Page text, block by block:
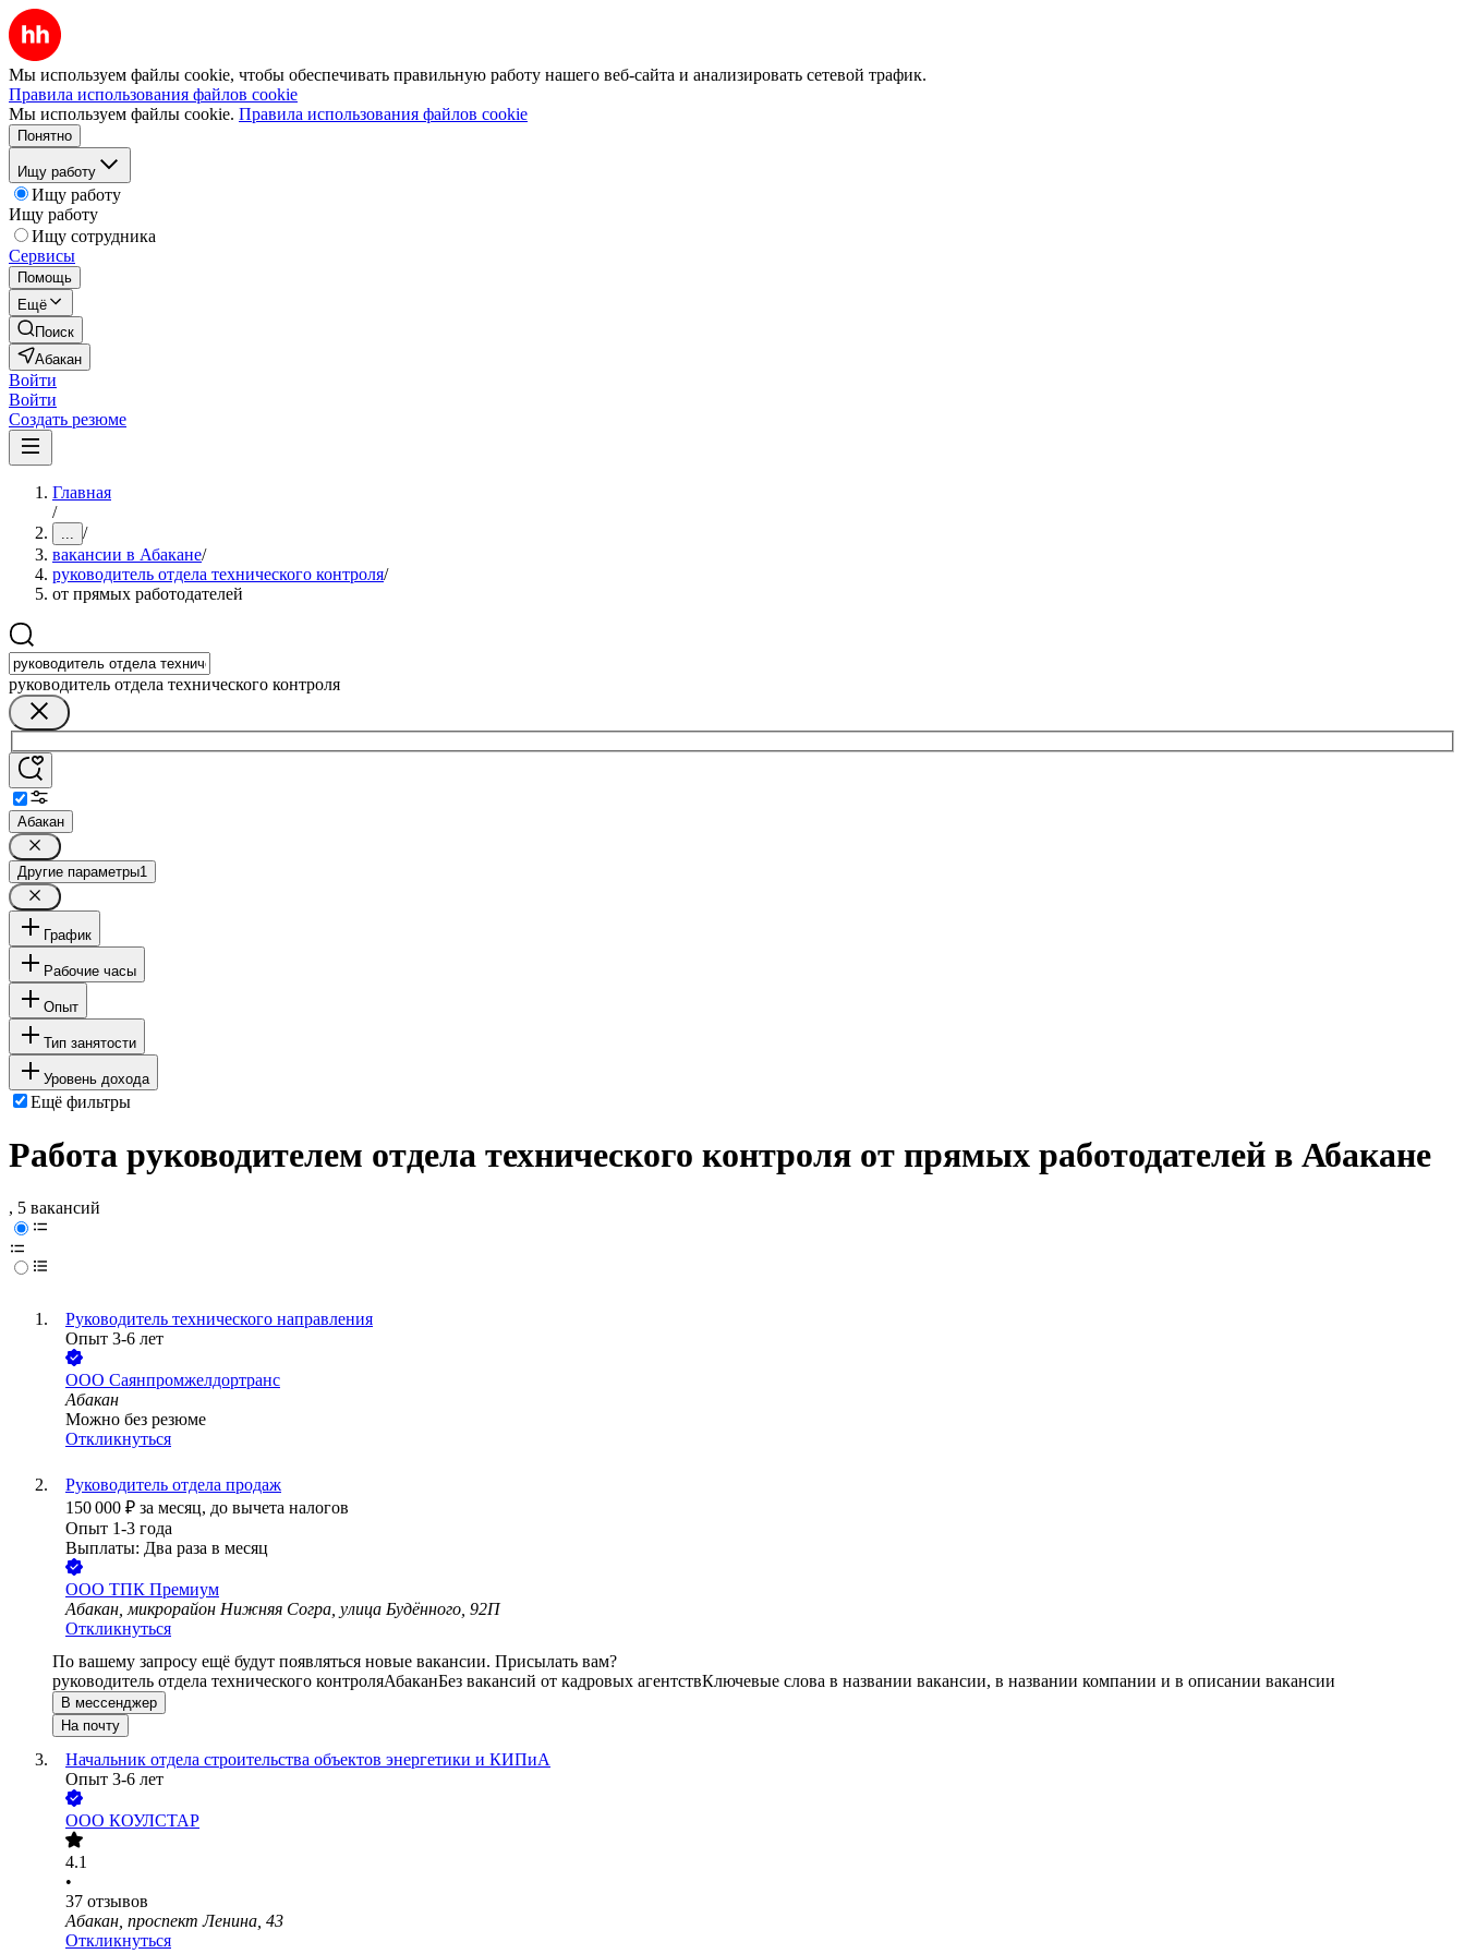
Мы используем файлы cookie, чтобы обеспечивать правильную работу нашего веб-сайта и анализировать сетевой трафик.
Правила использования файлов cookie
Мы используем файлы cookie. Правила использования файлов cookie
Понятно
Ищу работу
Ищу работу
Ищу работу
Ищу сотрудника
Сервисы
Помощь
Ещё
Поиск
Абакан
Войти
Войти
Создать резюме
Главная
/
... /
вакансии в Абакане/
руководитель отдела технического контроля/
от прямых работодателей
руководитель отдела технического контроля
Абакан
Другие параметры1
График
Рабочие часы
Опыт
Тип занятости
Уровень дохода
Ещё фильтры
Работа руководителем отдела технического контроля от прямых работодателей в Абакане
, 5 вакансий
Руководитель технического направления
Опыт 3-6 лет
ООО Саянпромжелдортранс
Абакан
Можно без резюме
Откликнуться
Руководитель отдела продаж
150 000 ₽ за месяц, до вычета налогов
Опыт 1-3 года
Выплаты: Два раза в месяц
ООО ТПК Премиум
Абакан, микрорайон Нижняя Согра, улица Будённого, 92П
Откликнуться
По вашему запросу ещё будут появляться новые вакансии. Присылать вам?
руководитель отдела технического контроляАбаканБез вакансий от кадровых агентствКлючевые слова в названии вакансии, в названии компании и в описании вакансии
В мессенджер
На почту
Начальник отдела строительства объектов энергетики и КИПиА
Опыт 3-6 лет
ООО КОУЛСТАР
4.1
•
37 отзывов
Абакан, проспект Ленина, 43
Откликнуться